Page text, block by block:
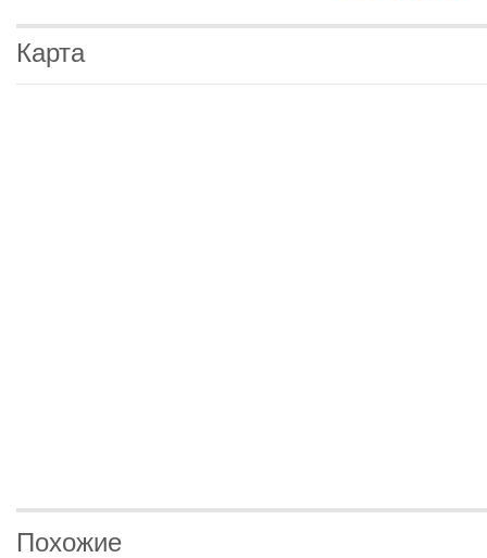
Карта
Похожие